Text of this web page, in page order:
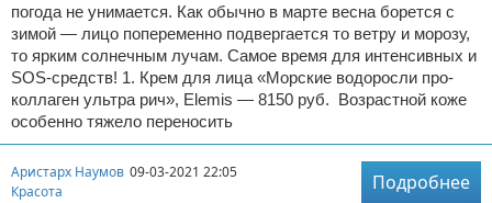
погода не унимается. Как обычно в марте весна борется с
зимой — лицо попеременно подвергается то ветру и морозу,
то ярким солнечным лучам. Самое время для интенсивных и
SOS-средств! 1. Крем для лица «Морские водоросли про-
коллаген ультра рич», Elemis — 8150 руб. Возрастной коже
особенно тяжело переносить
Аристарх Наумов 09-03-2021 22:05
Красота
Подробнее